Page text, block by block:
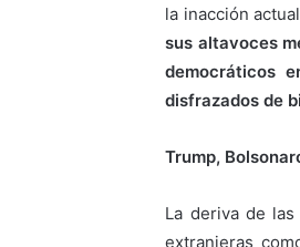
la inacción
sus altavoces
democráticos
disfrazados de
Trump,
La deriva de
extranjeras